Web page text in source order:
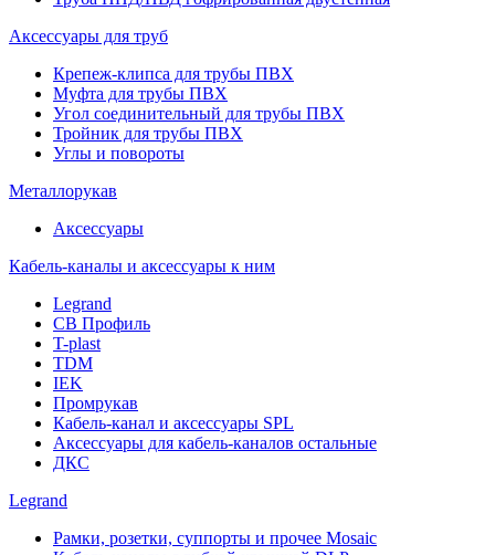
Аксессуары для труб
Крепеж-клипса для трубы ПВХ
Муфта для трубы ПВХ
Угол соединительный для трубы ПВХ
Тройник для трубы ПВХ
Углы и повороты
Металлорукав
Аксессуары
Кабель-каналы и аксессуары к ним
Legrand
СВ Профиль
T-plast
TDM
IEK
Промрукав
Кабель-канал и аксессуары SPL
Аксессуары для кабель-каналов остальные
ДКС
Legrand
Рамки, розетки, суппорты и прочее Mosaic